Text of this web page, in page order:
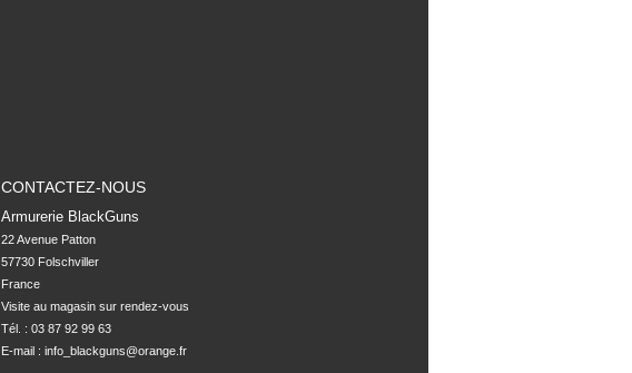
CONTACTEZ-NOUS
Armurerie BlackGuns
22 Avenue Patton
57730 Folschviller
France
Visite au magasin sur rendez-vous
Tél. : 03 87 92 99 63
E-mail : info_blackguns@orange.fr